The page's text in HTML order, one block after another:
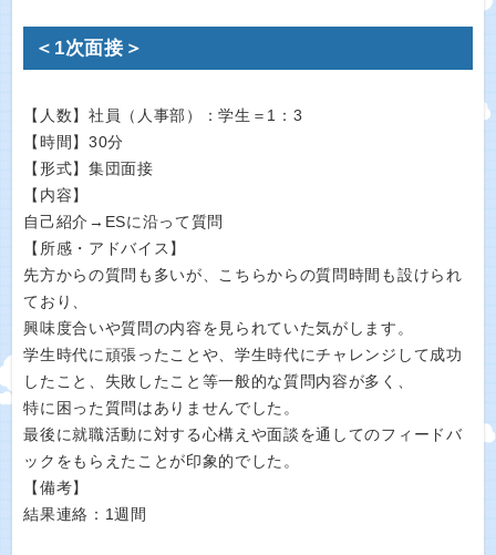
＜1次面接＞
【人数】社員（人事部）：学生＝1：3
【時間】30分
【形式】集団面接
【内容】
自己紹介→ESに沿って質問
【所感・アドバイス】
先方からの質問も多いが、こちらからの質問時間も設けられ
ており、
興味度合いや質問の内容を見られていた気がします。
学生時代に頑張ったことや、学生時代にチャレンジして成功
したこと、失敗したこと等一般的な質問内容が多く、
特に困った質問はありませんでした。
最後に就職活動に対する心構えや面談を通してのフィードバ
ックをもらえたことが印象的でした。
【備考】
結果連絡：1週間